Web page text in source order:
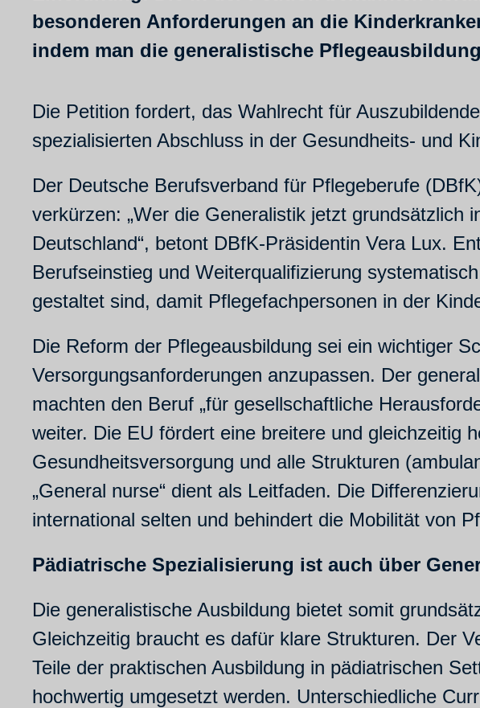
besonderen Anforderungen an die
indem man die generalistische
Die Petition fordert, das Wahlrecht für
spezialisierten Abschluss in der Gesundheits- und
Der Deutsche Berufsverband für Pflegeberufe
verkürzen: „Wer die Generalistik jetzt
Deutschland“, betont DBfK-Präsidentin Vera Lux.
Berufseinstieg und Weiterqualifizierung
gestaltet sind, damit Pflegefachpersonen in der
Die Reform der Pflegeausbildung sei ein wichtiger
Versorgungsanforderungen anzupassen. Der
machten den Beruf „für gesellschaftliche
weiter. Die EU fördert eine breitere und gleichzeitig
Gesundheitsversorgung und alle Strukturen
„General nurse“ dient als Leitfaden. Die
international selten und behindert die Mobilität von
Pädiatrische Spezialisierung ist auch über
Die generalistische Ausbildung bietet somit
Gleichzeitig braucht es dafür klare Strukturen. Der
Teile der praktischen Ausbildung in pädiatrischen
hochwertig umgesetzt werden. Unterschiedliche